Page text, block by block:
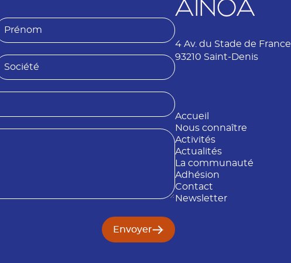
Envoyer
4 Av. du Stade de France
93210 Saint-Denis
Accueil
Nous connaître
Activités
Actualités
La communauté
Adhésion
Contact
Newsletter